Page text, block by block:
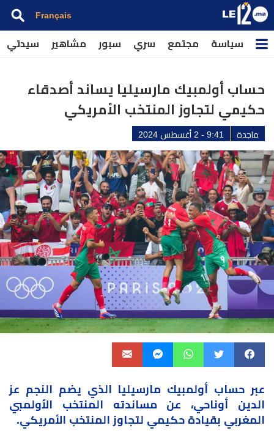
Français
سياسة مجتمع سري سبور مشاهير سيدتي
حساب أولمبيك مارسيليا يساند أصدقاء
حكيمي لتجاوز المنتخب الأمريكي
ماجدة 9:41 - 2 أغسطس 2024
عبر حساب أولمبيك مارسيليا الذي يضم النجم عز
الدين أوناحي، عن مساندته المنتخب الأولمبي
المغربي بقيادة حكيمي لتجاوز المنتخب الأمريكي.